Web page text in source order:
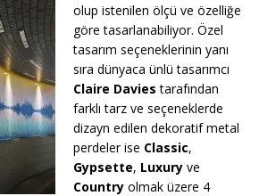
olup istenilen ölçü ve özelliğe
göre tasarlanabiliyor. Özel
tasarım seçeneklerinin yanı
sıra dünyaca ünlü tasarımcı
Claire Davies tarafından
farklı tarz ve seçeneklerde
dizayn edilen dekoratif metal
perdeler ise Classic,
Gypsette, Luxury ve
Country olmak üzere 4